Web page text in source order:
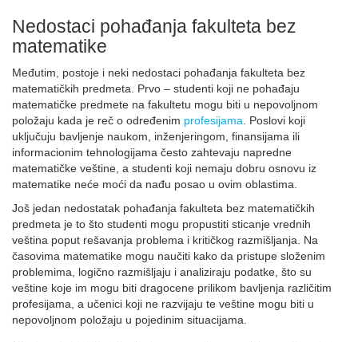
Nedostaci pohađanja fakulteta bez
matematike
Međutim, postoje i neki nedostaci pohađanja fakulteta bez
matematičkih predmeta. Prvo – studenti koji ne pohađaju
matematičke predmete na fakultetu mogu biti u nepovoljnom
položaju kada je reč o određenim profesijama . Poslovi koji
uključuju bavljenje naukom, inženjeringom, finansijama ili
informacionim tehnologijama često zahtevaju napredne
matematičke veštine, a studenti koji nemaju dobru osnovu iz
matematike neće moći da nađu posao u ovim oblastima.
Još jedan nedostatak pohađanja fakulteta bez matematičkih
predmeta je to što studenti mogu propustiti sticanje vrednih
veština poput rešavanja problema i kritičkog razmišljanja. Na
časovima matematike mogu naučiti kako da pristupe složenim
problemima, logično razmišljaju i analiziraju podatke, što su
veštine koje im mogu biti dragocene prilikom bavljenja različitim
profesijama, a učenici koji ne razvijaju te veštine mogu biti u
nepovoljnom položaju u pojedinim situacijama.